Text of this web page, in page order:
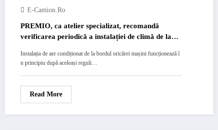
E-Camion.ro
PREMIO, ca atelier specializat, recomandă
verificarea periodică a instalației de climă de la
Instalația de aer condiționat de la bordul oricărei mașini funcționează î
n principiu după aceleași reguli…
Read More